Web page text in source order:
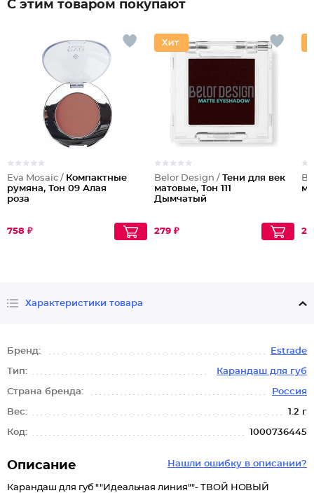
С этим товаром покупают
Eva Mosaic / Компактные
румяна, Тон 09 Алая
роза
758 ₽
Belor Design / Тени для век
матовые, Тон 111
Дымчатый
279 ₽
Характеристики товара
Бренд: Estrade
Тип: Карандаш для губ
Страна бренда: Россия
Вес: 1.2 г
Код: 1000736445
Нашли ошибку в описании?
Описание
Карандаш для губ ""Идеальная линия""- ТВОЙ НОВЫЙ